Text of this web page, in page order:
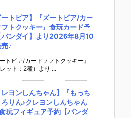
ートピア】『ズートピア/カー
フトクッキー』食玩カード予
バンダイ】より2026年8月10
♪
ートピア/カードソフトクッキー』
ット：2種）より ...
レヨンしんちゃん】『もっち
ろりん♪クレヨンしんちゃん
玩フィギュア予約【バンダ